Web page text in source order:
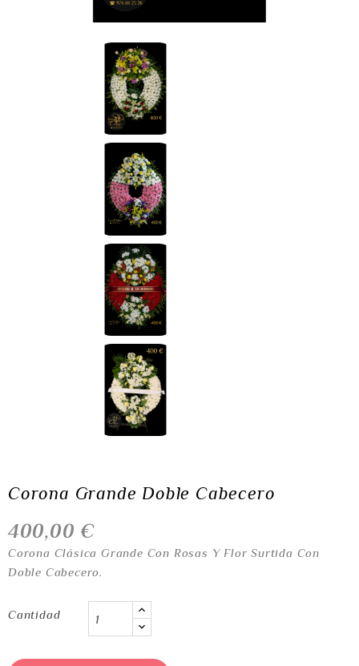
Corona Grande Doble Cabecero
400,00 €
Corona Clásica Grande Con Rosas Y Flor Surtida Con
Doble Cabecero.
Cantidad